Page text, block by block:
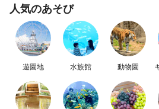
人気のあそび
遊園地 水族館 動物園